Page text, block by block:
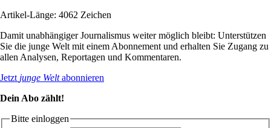
Artikel-Länge: 4062 Zeichen
Damit unabhängiger Journalismus weiter möglich bleibt: Unterstützen
Sie die junge Welt mit einem Abonnement und erhalten Sie Zugang zu
allen Analysen, Reportagen und Kommentaren.
Jetzt junge Weltabonnieren
Dein Abo zählt!
Bitte einloggen